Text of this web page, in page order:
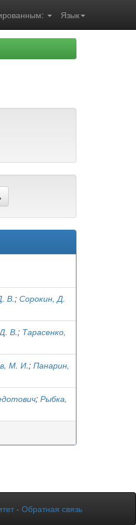
Язык
В.; Сорокин, Д.
В.; Тарасенко,
М. И.; Панарин,
; Рыбка,
- Обратная связь